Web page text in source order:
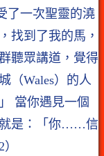
了一次聖靈的澆
找到了我的馬，
聽眾講道，覺得
（Wales）的人
當你遇見一個
就是：「你……信